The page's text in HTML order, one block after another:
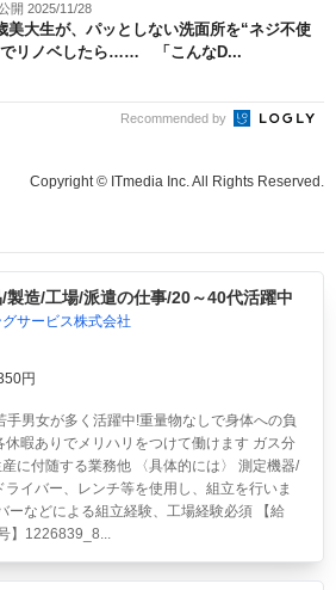
開 2025/11/28
美大生が、パッとしない洗面所を“ネジ不使
でリノベしたら…… 「こんなD...
Recommended by
Copyright © ITmedia Inc. All Rights Reserved.
製造/工場/派遣の仕事/20～40代活躍中
サービス株式会社
円
手男女が多く活躍中!重量物なしで身体への負
暇ありでメリハリをつけて働けます ガス分
に付随する業務他 〈具体的には〉 測定機器/
イバー、レンチ等を使用し、組立を行いま
ーなどによる組立経験、工場経験必須 【給
】1226839_8...